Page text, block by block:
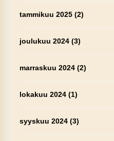
tammikuu 2025(2)
joulukuu 2024(3)
marraskuu 2024(2)
lokakuu 2024(1)
syyskuu 2024(3)